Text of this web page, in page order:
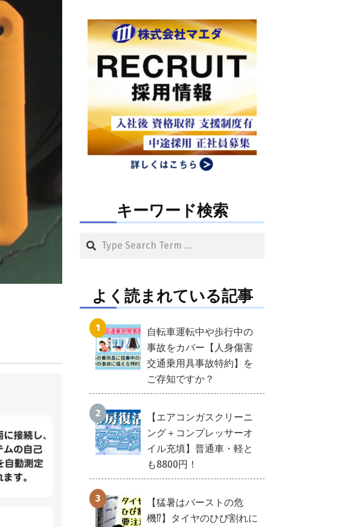
キーワード検索
Search
よく読まれている記事
自転車運転中や歩行中の
事故をカバー【人身傷害
交通乗用具事故特約】を
ご存知ですか？
【エアコンガスクリーニ
ング＋コンプレッサーオ
イル充填】普通車・軽と
も8800円！
【猛暑はバーストの危
機⁉】タイヤのひび割れに